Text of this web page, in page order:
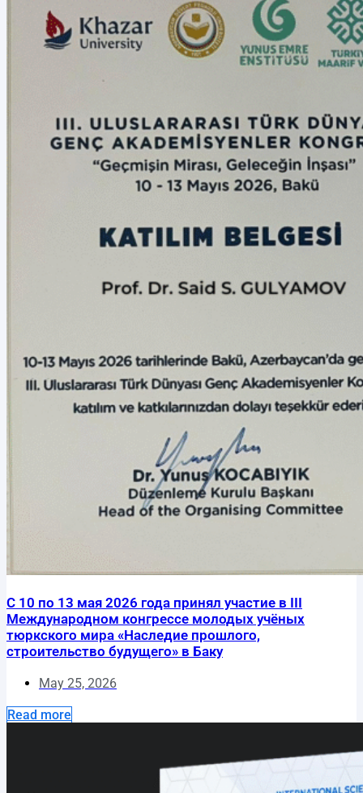
С 10 по 13 мая 2026 года принял участие в III
Международном конгрессе молодых учёных
тюркского мира «Наследие прошлого,
строительство будущего» в Баку
May 25, 2026
Read more